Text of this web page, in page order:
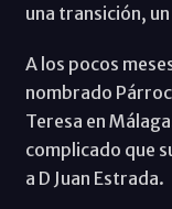
una transición,
A los pocos
nombrado
Teresa en
complicado que
a D Juan Estrada.